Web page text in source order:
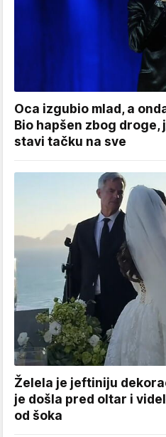
Oca izgubio mlad, a
Bio hapšen zbog droge,
stavi tačku na sve
Želela je jeftiniju
je došla pred oltar i
od šoka